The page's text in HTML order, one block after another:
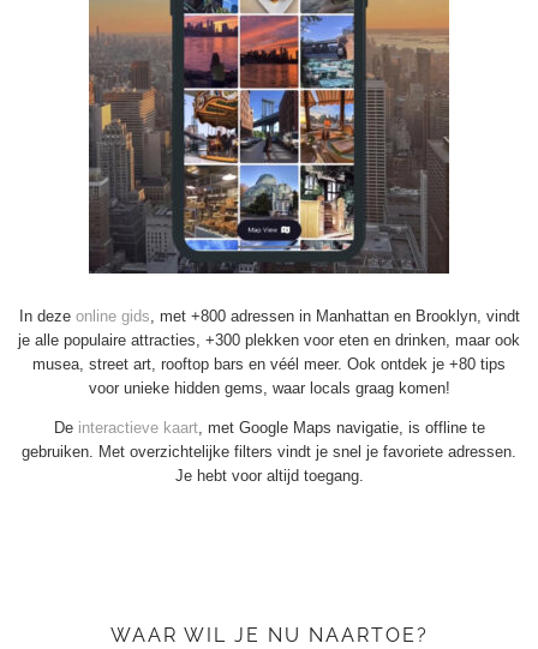
In deze online gids, met +800 adressen in Manhattan en Brooklyn, vindt
je alle populaire attracties, +300 plekken voor eten en drinken, maar ook
musea, street art, rooftop bars en véél meer. Ook ontdek je +80 tips
voor unieke hidden gems, waar locals graag komen!
De interactieve kaart, met Google Maps navigatie, is offline te
gebruiken. Met overzichtelijke filters vindt je snel je favoriete adressen.
Je hebt voor altijd toegang.
WAAR WIL JE NU NAARTOE?